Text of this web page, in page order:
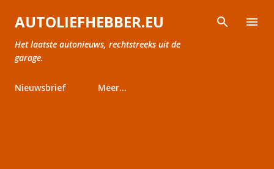
Doorgaan naar hoofdcontent
AUTOLIEFHEBBER.EU
Het laatste autonieuws, rechtstreeks uit de
garage.
Nieuwsbrief Meer…